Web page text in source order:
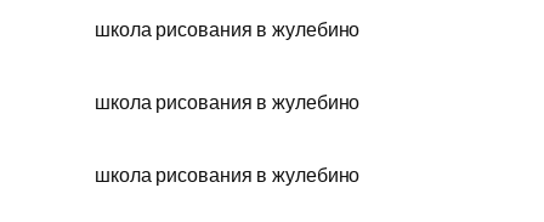
школа рисования в жулебино
школа рисования в жулебино
школа рисования в жулебино